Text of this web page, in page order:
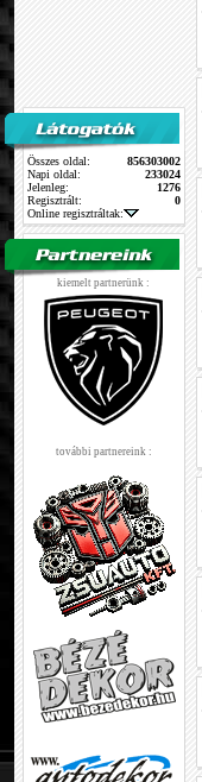
Összes oldal:
856303002
Napi oldal:
233024
Jelenleg:
1276
Regisztrált:
0
Online regisztráltak:
kiemelt partnerünk :
további partnereink :